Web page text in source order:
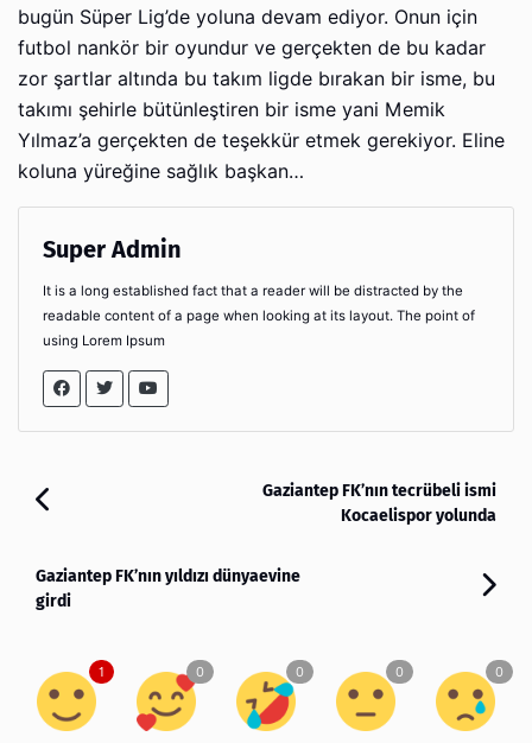
bugün Süper Lig’de yoluna devam ediyor. Onun için
futbol nankör bir oyundur ve gerçekten de bu kadar
zor şartlar altında bu takım ligde bırakan bir isme, bu
takımı şehirle bütünleştiren bir isme yani Memik
Yılmaz’a gerçekten de teşekkür etmek gerekiyor. Eline
koluna yüreğine sağlık başkan…
Super Admin
It is a long established fact that a reader will be distracted by the
readable content of a page when looking at its layout. The point of
using Lorem Ipsum
Gaziantep FK’nın tecrübeli ismi
Kocaelispor yolunda
Gaziantep FK’nın yıldızı dünyaevine
girdi